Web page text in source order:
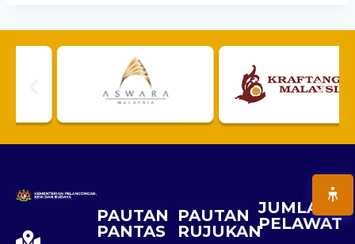
PAUTAN
PANTAS
PAUTAN
RUJUKAN
JUMLAH
PELAWAT